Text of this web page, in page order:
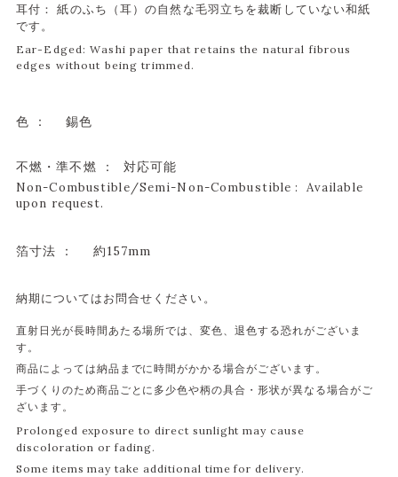
耳付： 紙のふち（耳）の自然な毛羽立ちを裁断していない和紙
です。
Ear-Edged: Washi paper that retains the natural fibrous
edges without being trimmed.
色 ： 錫色
不燃・準不燃 ： 対応可能
Non-Combustible/Semi-Non-Combustible : Available
upon request.
箔寸法 ： 約157mm
納期についてはお問合せください。
直射日光が長時間あたる場所では、変色、退色する恐れがございま
す。
商品によっては納品までに時間がかかる場合がございます。
手づくりのため商品ごとに多少色や柄の具合・形状が異なる場合がご
ざいます。
Prolonged exposure to direct sunlight may cause
discoloration or fading.
Some items may take additional time for delivery.